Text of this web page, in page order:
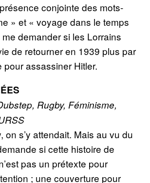
conjointe des mots-
» et « voyage dans le temps
me demander si les Lorrains
de retourner en 1939 plus par
pour assassiner Hitler.
Rugby, Féminisme,
on s’y attendait. Mais au vu du
si cette histoire de
pas un prétexte pour
; une couverture pour